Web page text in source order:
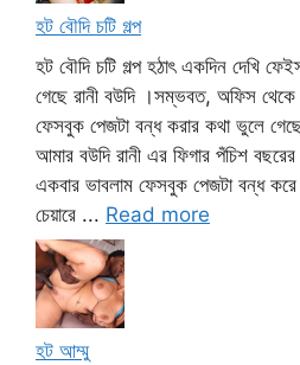
হট বৌদি চটি গল্প
হট বৌদি চটি গল্প হঠাৎ একদিন দেখি
গেছে রানী বউদি ।সম্ভবত, অফিস
ফেসবুক পেজটা বন্ধ করার কথা ভুলে
আমার বউদি রানী এর ফিগার পঁচিশ
একবার ভাবলাম ফেসবুক পেজটা বন্ধ
চেয়ারে ... Read more
হট আম্মু